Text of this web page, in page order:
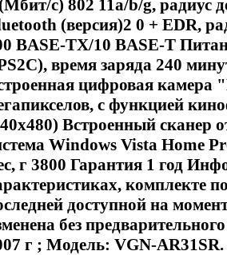
с) 802 11a/b/g, радиус
(версия)2 0 + EDR,
BASE-TX/10 BASE-T
время заряда 240
цифровая камера
с функцией
Встроенный сканер
Windows Vista Home
г 3800 Гарантия 1 год
комплекте
доступной на
без
г ; Модель: VGN-AR31SR.